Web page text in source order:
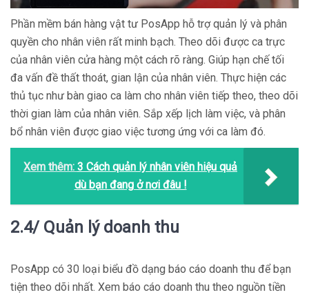
Phần mềm bán hàng vật tư PosApp hỗ trợ quản lý và phân
quyền cho nhân viên rất minh bạch. Theo dõi được ca trực
của nhân viên cửa hàng một cách rõ ràng. Giúp hạn chế tối
đa vấn đề thất thoát, gian lận của nhân viên. Thực hiện các
thủ tục như bàn giao ca làm cho nhân viên tiếp theo, theo dõi
thời gian làm của nhân viên. Sắp xếp lịch làm việc, và phân
bổ nhân viên được giao việc tương ứng với ca làm đó.
Xem thêm: 3 Cách quản lý nhân viên hiệu quả
dù bạn đang ở nơi đâu !
2.4/ Quản lý doanh thu
PosApp có 30 loại biểu đồ dạng báo cáo doanh thu để bạn
tiện theo dõi nhất. Xem báo cáo doanh thu theo nguồn tiền